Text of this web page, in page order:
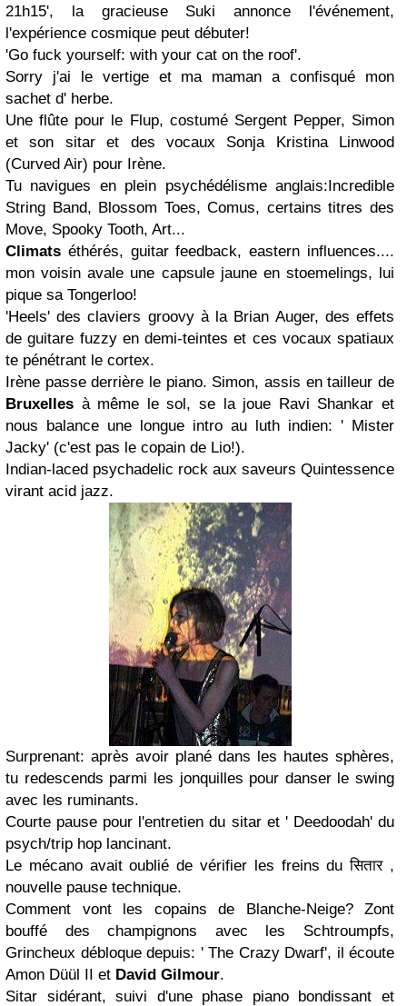
21h15', la gracieuse Suki annonce l'événement,
l'expérience cosmique peut débuter!
'Go fuck yourself: with your cat on the roof'.
Sorry j'ai le vertige et ma maman a confisqué mon
sachet d' herbe.
Une flûte pour le Flup, costumé Sergent Pepper, Simon
et son sitar et des vocaux Sonja Kristina Linwood
(Curved Air) pour Irène.
Tu navigues en plein psychédélisme anglais:Incredible
String Band, Blossom Toes, Comus, certains titres des
Move, Spooky Tooth, Art...
Climats éthérés, guitar feedback, eastern influences....
mon voisin avale une capsule jaune en stoemelings, lui
pique sa Tongerloo!
'Heels' des claviers groovy à la Brian Auger, des effets
de guitare fuzzy en demi-teintes et ces vocaux spatiaux
te pénétrant le cortex.
Irène passe derrière le piano. Simon, assis en tailleur de
Bruxelles à même le sol, se la joue Ravi Shankar et
nous balance une longue intro au luth indien: ' Mister
Jacky' (c'est pas le copain de Lio!).
Indian-laced psychadelic rock aux saveurs Quintessence
virant acid jazz.
Surprenant: après avoir plané dans les hautes sphères,
tu redescends parmi les jonquilles pour danser le swing
avec les ruminants.
Courte pause pour l'entretien du sitar et ' Deedoodah' du
psych/trip hop lancinant.
Le mécano avait oublié de vérifier les freins du सितार ,
nouvelle pause technique.
Comment vont les copains de Blanche-Neige? Zont
bouffé des champignons avec les Schtroumpfs,
Grincheux débloque depuis: ' The Crazy Dwarf', il écoute
Amon Düül II et David Gilmour.
Sitar sidérant, suivi d'une phase piano bondissant et